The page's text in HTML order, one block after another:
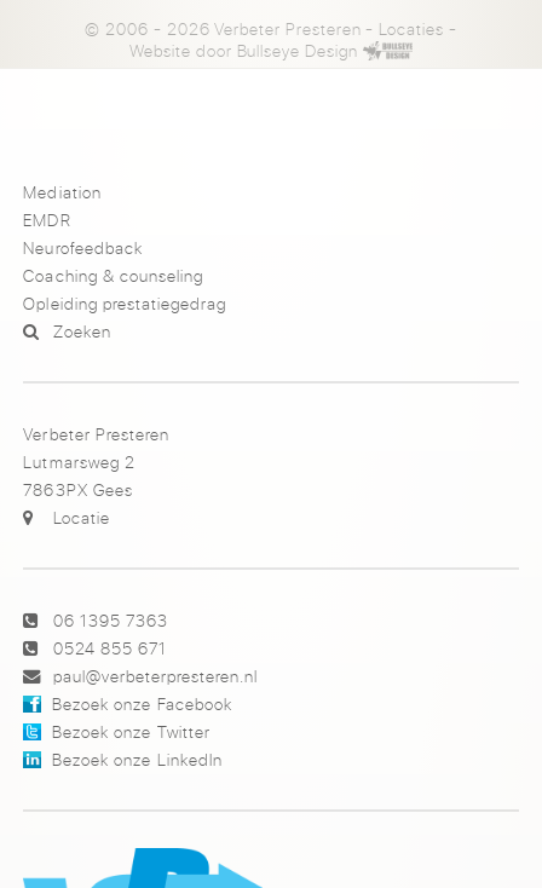
© 2006 - 2026 Verbeter Presteren - Locaties -
Website door Bullseye Design
Mediation
EMDR
Neurofeedback
Coaching & counseling
Opleiding prestatiegedrag
Zoeken
Verbeter Presteren
Lutmarsweg 2
7863PX Gees
Locatie
06 1395 7363
0524 855 671
paul@verbeterpresteren.nl
Bezoek onze Facebook
Bezoek onze Twitter
Bezoek onze LinkedIn